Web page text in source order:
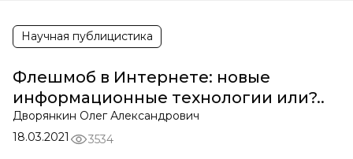
Научная публицистика
Флешмоб в Интернете: новые
информационные технологии или?..
Дворянкин Олег Александрович
18.03.2021
3534